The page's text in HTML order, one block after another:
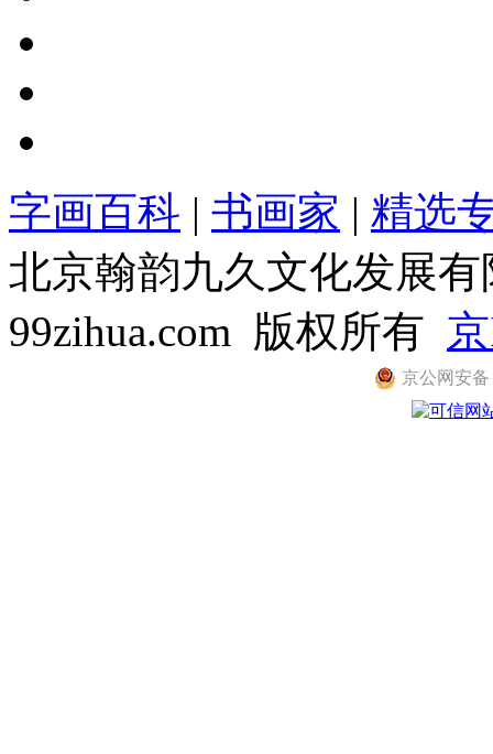
字画百科 | 书画家 | 精选
北京翰韵九久文化发展
99zihua.com 版权所有
京公网安备